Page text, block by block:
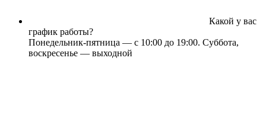
Какой у вас
график работы?
Понедельник-пятница — с 10:00 до 19:00. Суббота,
воскресенье — выходной